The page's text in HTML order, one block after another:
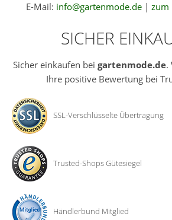
E-Mail: info@gartenmode.de | zum
SICHER
Sicher einkaufen bei gartenmode.de.
Ihre positive Bewertung bei
SSL-Verschlüsselte Übertragung
Trusted-Shops Gütesiegel
Händlerbund Mitglied